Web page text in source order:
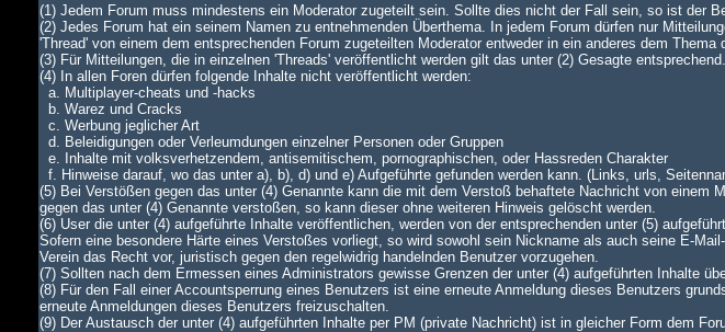
(1) Jedem Forum muss mindestens ein Moderator zugeteilt sein. Sollte dies nicht der Fall sein, so ist der
(2) Jedes Forum hat ein seinem Namen zu entnehmenden Überthema. In jedem Forum dürfen nur
'Thread' von einem dem entsprechenden Forum zugeteilten Moderator entweder in ein anderes dem
(3) Für Mitteilungen, die in einzelnen 'Threads' veröffentlicht werden gilt das unter (2) Gesagte entsprechend.
(4) In allen Foren dürfen folgende Inhalte nicht veröffentlicht werden:
a. Multiplayer-cheats und -hacks
b. Warez und Cracks
c. Werbung jeglicher Art
d. Beleidigungen oder Verleumdungen einzelner Personen oder Gruppen
e. Inhalte mit volksverhetzendem, antisemitischem, pornographischen, oder Hassreden Charakter
f. Hinweise darauf, wo das unter a), b), d) und e) Aufgeführte gefunden werden kann. (Links, urls,
(5) Bei Verstößen gegen das unter (4) Genannte kann die mit dem Verstoß behaftete Nachricht von
gegen das unter (4) Genannte verstoßen, so kann dieser ohne weiteren Hinweis gelöscht werden.
(6) User die unter (4) aufgeführte Inhalte veröffentlichen, werden von der entsprechenden unter (5)
Sofern eine besondere Härte eines Verstoßes vorliegt, so wird sowohl sein Nickname als auch seine E-
Verein das Recht vor, juristisch gegen den regelwidrig handelnden Benutzer vorzugehen.
(7) Sollten nach dem Ermessen eines Administrators gewisse Grenzen der unter (4) aufgeführten Inhalte
(8) Für den Fall einer Accountsperrung eines Benutzers ist eine erneute Anmeldung dieses Benutzers
erneute Anmeldungen dieses Benutzers freizuschalten.
(9) Der Austausch der unter (4) aufgeführten Inhalte per PM (private Nachricht) ist in gleicher Form dem